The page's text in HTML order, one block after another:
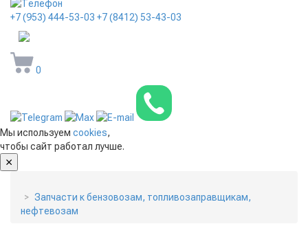
+7 (953) 444-53-03 +7 (8412) 53-43-03
0
Мы используем cookies,
чтобы сайт работал лучше.
Запчасти к бензовозам, топливозаправщикам,
нефтевозам